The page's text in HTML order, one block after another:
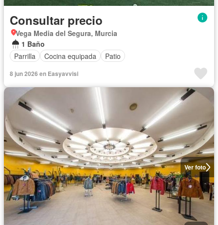
Consultar precio
Vega Media del Segura, Murcia
1 Baño
Parrilla
Cocina equipada Patio
8 jun 2026 en Easyavvisi
Ver foto